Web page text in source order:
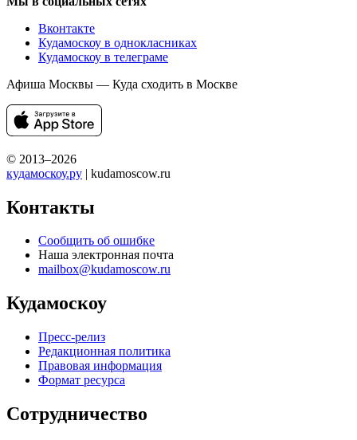
Вконтакте
Кудамоскоу в однокласниках
Кудамоскоу в телеграме
Афиша Москвы — Куда сходить в Москве
© 2013–2026
кудамоскоу.ру | kudamoscow.ru
Контакты
Сообщить об ошибке
Наша электронная почта
mailbox@kudamoscow.ru
Кудамоскоу
Пресс-релиз
Редакционная политика
Правовая информация
Формат ресурса
Сотрудничество